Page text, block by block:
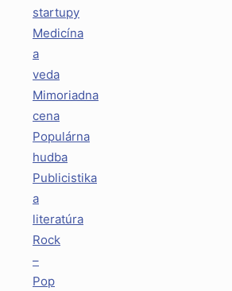
startupy
Medicína
a
veda
Mimoriadna
cena
Populárna
hudba
Publicistika
a
literatúra
Rock
–
Pop